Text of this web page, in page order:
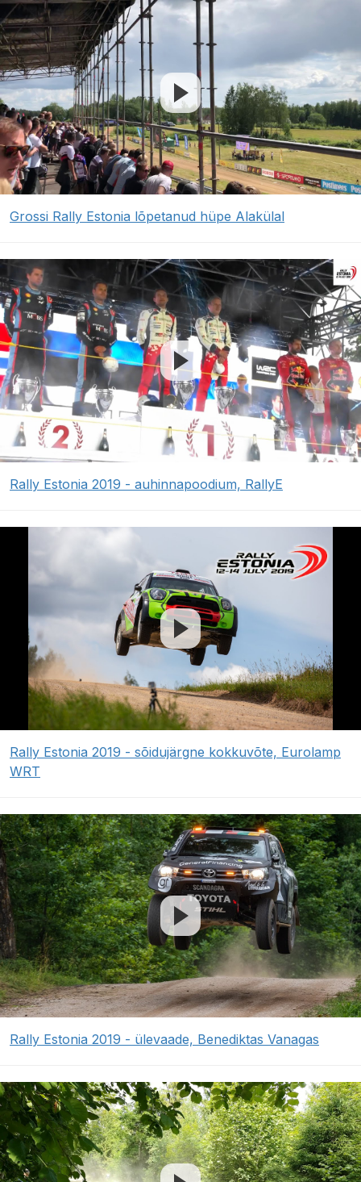
Grossi Rally Estonia lõpetanud hüpe Alakülal
Rally Estonia 2019 - auhinnapoodium, RallyE
Rally Estonia 2019 - sõidujärgne kokkuvõte, Eurolamp
WRT
Rally Estonia 2019 - ülevaade, Benediktas Vanagas